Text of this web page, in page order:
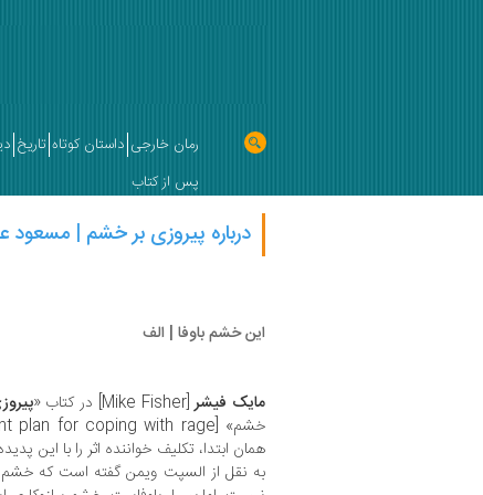
رمان خارجی داستان کوتاه تاریخ
پس از کتاب
درباره پیروزی بر خشم | مسعود
این خشم باوفا | الف
مایک فیشر[Mike Fisher] در کتاب «
همان ابتدا، تکلیف خواننده اثر را با
به نقل از السپت ویمن گفته است که